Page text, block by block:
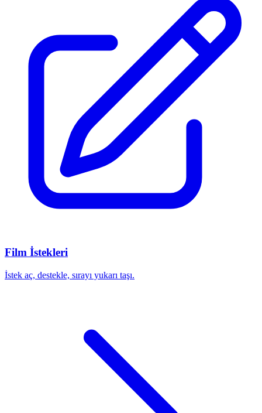
Film İstekleri
İstek aç, destekle, sırayı yukarı taşı.